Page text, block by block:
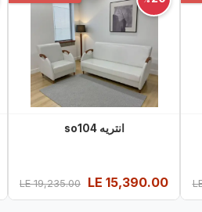
انتريه so104
15,390.00
19,235.00
LE